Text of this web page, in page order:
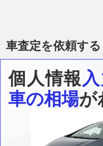
車査定を依頼する
個人情報
車の相場が